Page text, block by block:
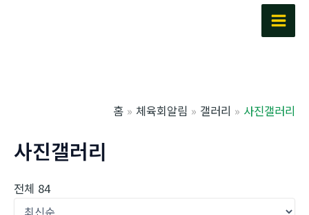
Main
홈 체육회알림 갤러리 사진갤러리
사진갤러리
전체 84